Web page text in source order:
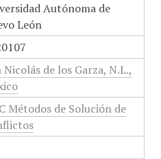
Autónoma de
León
Nicolás de los Garza, N.L.,
Métodos de Solución de